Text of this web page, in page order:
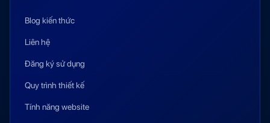
Blog kiến thức
Liên hệ
Đăng ký sử dụng
Quy trình thiết kế
Tính năng website